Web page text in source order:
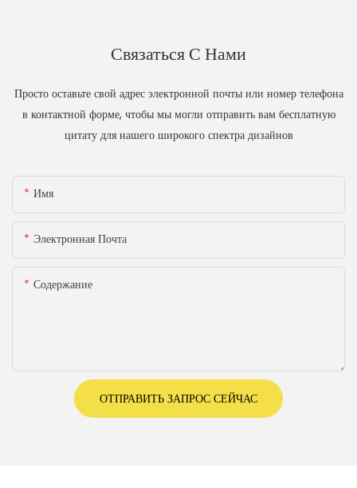
Связаться С Нами
Просто оставьте свой адрес электронной почты или номер телефона
в контактной форме, чтобы мы могли отправить вам бесплатную
цитату для нашего широкого спектра дизайнов
Имя
Электронная Почта
Содержание
ОТПРАВИТЬ ЗАПРОС СЕЙЧАС